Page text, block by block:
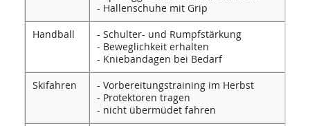
- Hallenschuhe mit Grip
Handball
- Schulter- und Rumpfstärkung
- Beweglichkeit erhalten
- Kniebandagen bei Bedarf
Skifahren
- Vorbereitungstraining im Herbst
- Protektoren tragen
- nicht übermüdet fahren